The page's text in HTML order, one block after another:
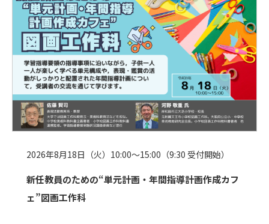
2026年8月18日（火）10:00～15:00（9:30 受付開始）
新任教員のための“単元計画・年間指導計画作成カフ
ェ”図画工作科